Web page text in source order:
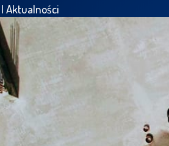
|Aktualności